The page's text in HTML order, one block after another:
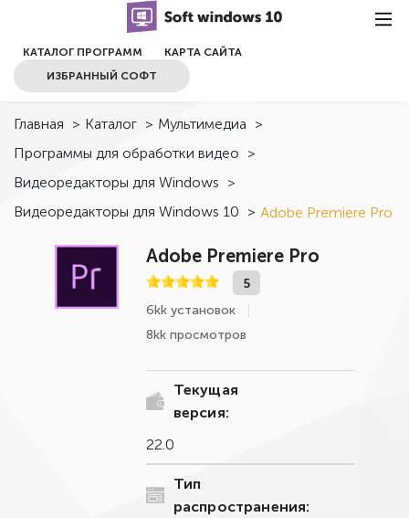
КАТАЛОГ ПРОГРАММ
КАРТА САЙТА
ИЗБРАННЫЙ СОФТ
Главная > Каталог > Мультимедиа >
Программы для обработки видео >
Видеоредакторы для Windows >
Видеоредакторы для Windows 10 > Adobe Premiere Pro
Adobe Premiere Pro
5
6kk установок
8kk просмотров
Текущая
версия:
22.0
Тип
распространения: